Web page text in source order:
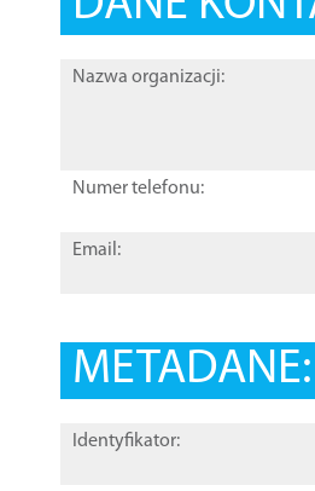
Nazwa organizacji:
Numer telefonu:
Email:
METADANE:
Identyfikator: